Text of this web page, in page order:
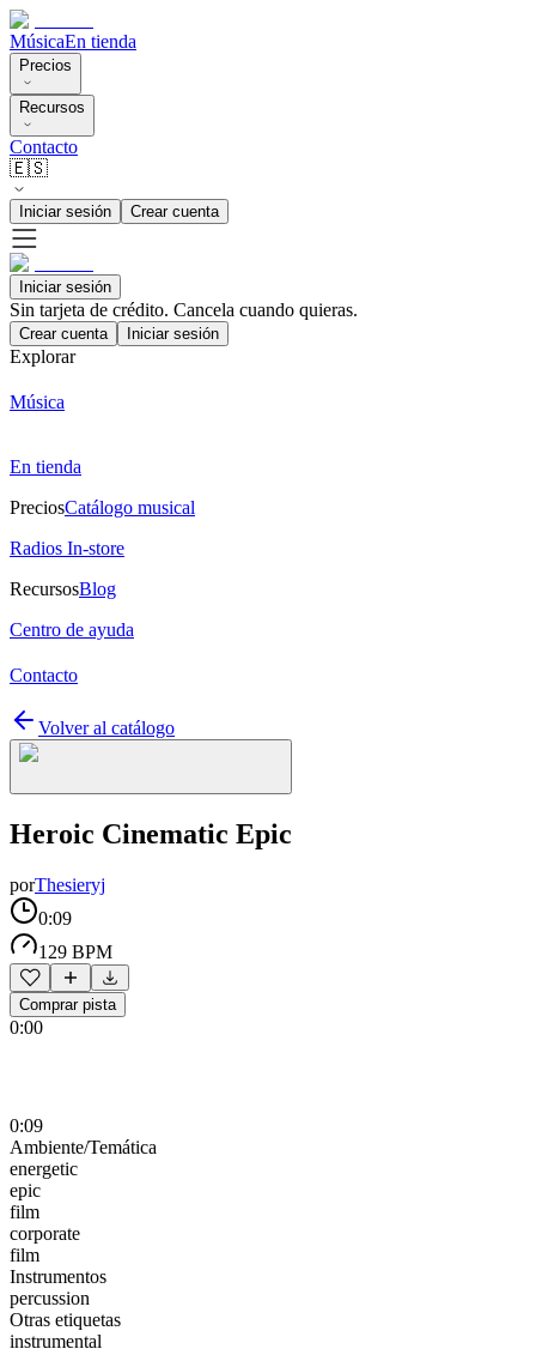
MúsicaEn tienda
Precios
Recursos
Contacto
🇪🇸
Iniciar sesión Crear cuenta
Iniciar sesión
Sin tarjeta de crédito. Cancela cuando quieras.
Crear cuenta Iniciar sesión
Explorar
Música
En tienda
PreciosCatálogo musical
Radios In-store
RecursosBlog
Centro de ayuda
Contacto
Volver al catálogo
Heroic Cinematic Epic
porThesieryj
0:09
129 BPM
Comprar pista
0:00
0:09
Ambiente/Temática
energetic
epic
film
corporate
film
Instrumentos
percussion
Otras etiquetas
instrumental